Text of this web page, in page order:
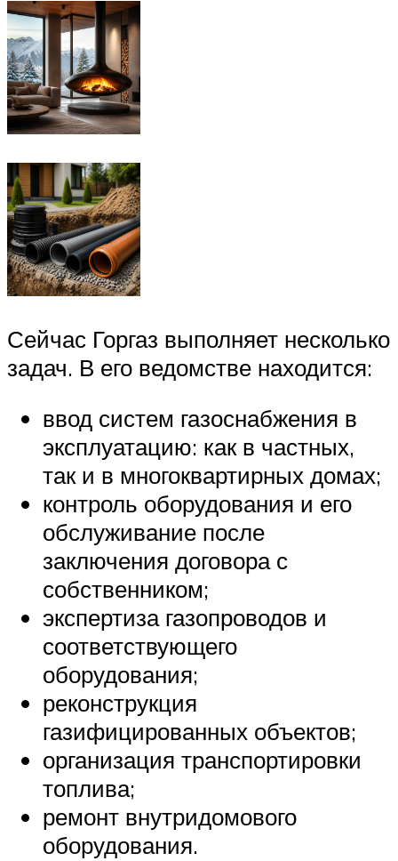
Сейчас Горгаз выполняет несколько
задач. В его ведомстве находится:
ввод систем газоснабжения в
эксплуатацию: как в частных,
так и в многоквартирных домах;
контроль оборудования и его
обслуживание после
заключения договора с
собственником;
экспертиза газопроводов и
соответствующего
оборудования;
реконструкция
газифицированных объектов;
организация транспортировки
топлива;
ремонт внутридомового
оборудования.